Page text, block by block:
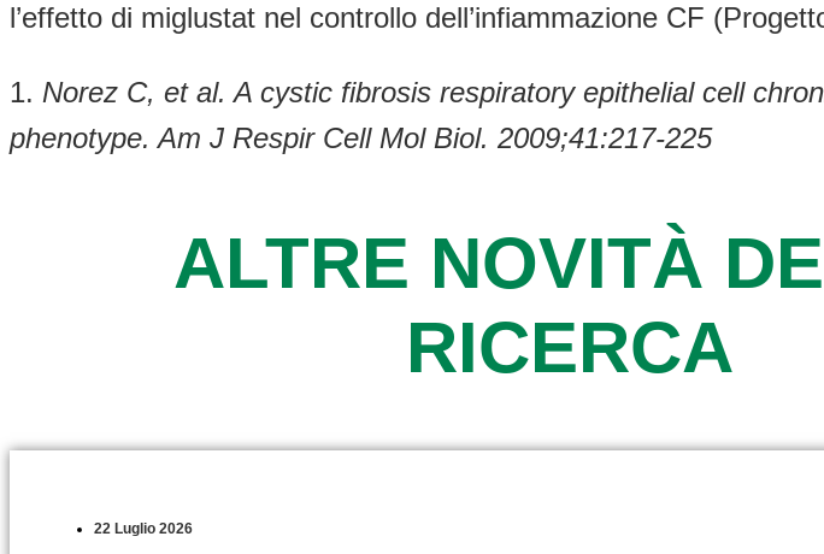
l’effetto di miglustat nel controllo dell’infiammazione CF
1. Norez C, et al. A cystic fibrosis respiratory epithelial cell
phenotype. Am J Respir Cell Mol Biol. 2009;41:217-225
ALTRE NOVITÀ
RICERCA
22 Luglio 2026